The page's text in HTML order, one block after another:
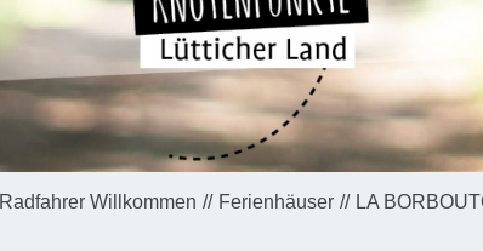
Radfahrer Willkommen Ferienhäuser LA